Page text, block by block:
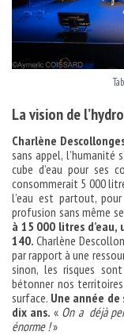
La vision de
Charlène
sans appel, l’humanité
cube d’eau pour ses
consommerait 5 000
l’eau est partout,
profusion sans même
à 15 000 litres
140. Charlène
par rapport à une
sinon, les risques
bétonner nos
surface. Une année
dix ans. « On a déjà
énorme !»